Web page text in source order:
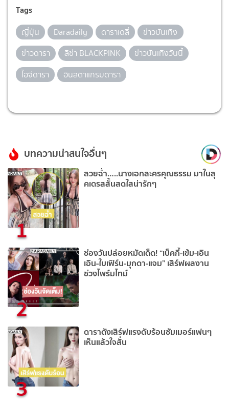
Tags
ญี่ปุ่น Daradaily ดาราเดลี่
ข่าวบันเทิง
ข่าวดารา
ลิซ่า BLACKPINK
ข่าวบันเทิงวันนี้
ไอจีดารา
อินสตาแกรมดารา
บทความน่าสนใจอื่นๆ
1
สวยฉ่ำ…..นางเอกละครคุณธรรม มาในลุ
คเดรสสั้นสดใสน่ารักๆ
2
ช่องวันปล่อยหมัดเด็ด! “เบ็คกี้-เข้ม-เอิน
เอิน-ใบเฟิร์น-มุกดา-แจม” เสิร์ฟผลงาน
ช่วงไพร์มไทม์
3
ดาราดังเสิร์ฟแรงดับร้อนซัมเมอร์แฟนๆ
เห็นแล้วใจสั่น